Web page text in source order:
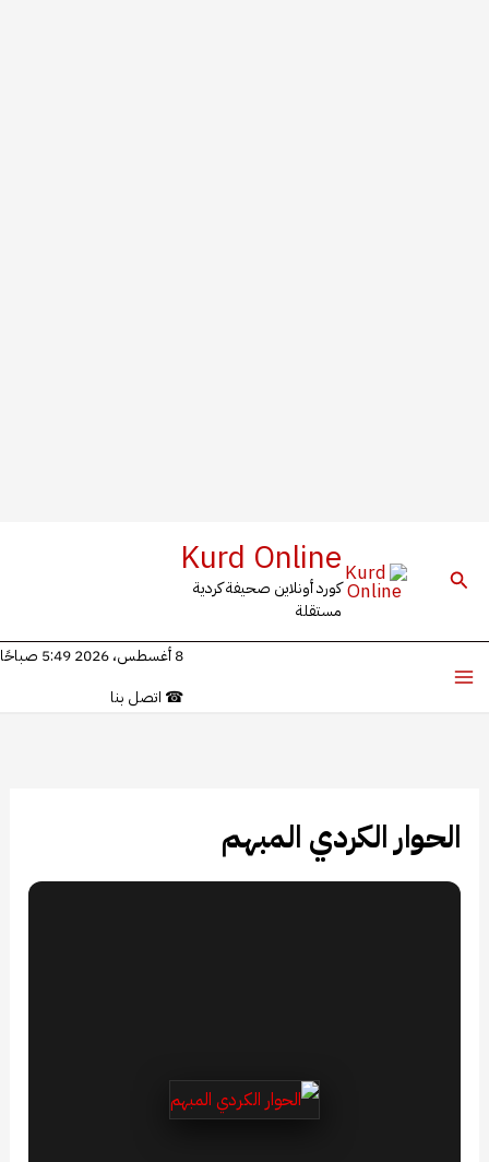
البحث Kurd Online
كورد أونلاين صحيفة كردية
مستقلة
8 أغسطس، 2026 5:49 صباحًا
☎ اتصل بنا
الحوار الكردي المبهم